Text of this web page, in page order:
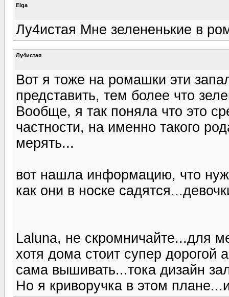
Elga
Лу4истая Мне зелененькие в
Лу4истая
Вот я тоже на ромашки эти
представить, тем более что
Вообще, я так поняла что это
частности, на именно такого
мерять...
вот нашла информацию, что
как они в носке
Laluna, не скромничайте...для
хотя дома стоит супер
сама вышивать...тока дизайн
Но я криворучка в этом